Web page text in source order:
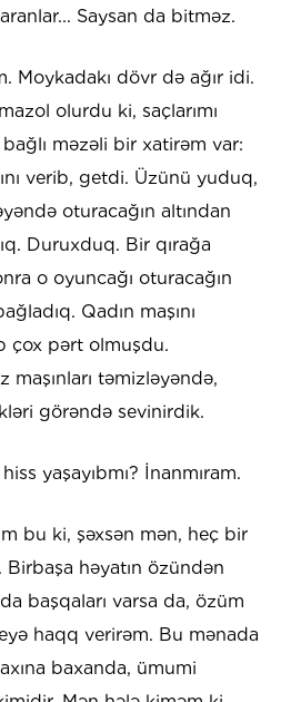
Saysan da bitməz.
Moykadakı dövr də ağır idi.
olurdu ki, saçlarımı
məzəli bir xatirəm var:
verib, getdi. Üzünü yuduq,
oturacağın altından
Duruxduq. Bir qırağa
o oyuncağı oturacağın
Qadın maşını
çox pərt olmuşdu.
maşınları təmizləyəndə,
görəndə sevinirdik.
yaşayıbmı? İnanmıram.
bu ki, şəxsən mən, heç bir
həyatın özündən
başqaları varsa da, özüm
haqq verirəm. Bu mənada
baxanda, ümumi